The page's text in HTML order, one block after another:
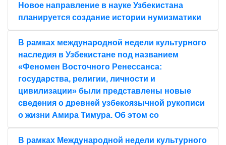
Новое направление в науке Узбекистана
планируется создание истории нумизматики
В рамках международной недели культурного
наследия в Узбекистане под названием
«Феномен Восточного Ренессанса:
государства, религии, личности и
цивилизации» были представлены новые
сведения о древней узбекоязычной рукописи
о жизни Амира Тимура. Об этом со
В рамках Международной недели культурного